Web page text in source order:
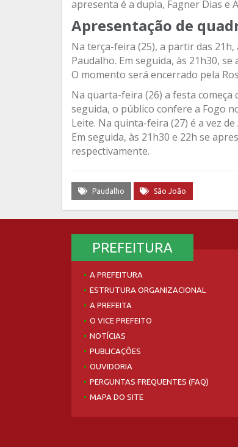
apresenta é a dupla, Fagner Dias e
Apresentação de
Na terça-feira (25), a partir das
Paudalho. Em seguida, às 21h30,
O momento será encerrado pela
Na quarta-feira (26) a festa começa
seguida, o público confere a Fogo
Leite. Na quinta-feira (27) é a vez
Em seguida, às 21h30 e 22h se
respectivamente.
Paudalho São João
PREFEITURA
A PREFEITURA
ESTRUTURA ORGANIZACIONAL
A PREFEITA
O VICE PREFEITO
NOTÍCIAS
PUBLICAÇÕES
OUVIDORIA
PERGUNTAS FREQUENTES (FAQ)
MAPA DO SITE